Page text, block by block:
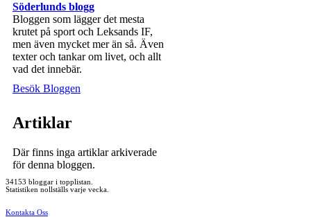
Söderlunds blogg
Bloggen som lägger det mesta
krutet på sport och Leksands IF,
men även mycket mer än så. Även
texter och tankar om livet, och allt
vad det innebär.
Besök Bloggen
Artiklar
Där finns inga artiklar arkiverade
för denna bloggen.
34153 bloggar i topplistan.
Statistiken nollställs varje vecka.
Kontakta Oss